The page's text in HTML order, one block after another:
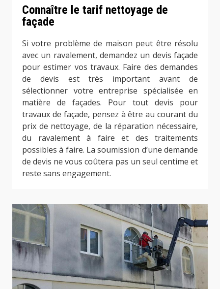
Connaître le tarif nettoyage de
façade
Si votre problème de maison peut être résolu
avec un ravalement, demandez un devis façade
pour estimer vos travaux. Faire des demandes
de devis est très important avant de
sélectionner votre entreprise spécialisée en
matière de façades. Pour tout devis pour
travaux de façade, pensez à être au courant du
prix de nettoyage, de la réparation nécessaire,
du ravalement à faire et des traitements
possibles à faire. La soumission d’une demande
de devis ne vous coûtera pas un seul centime et
reste sans engagement.